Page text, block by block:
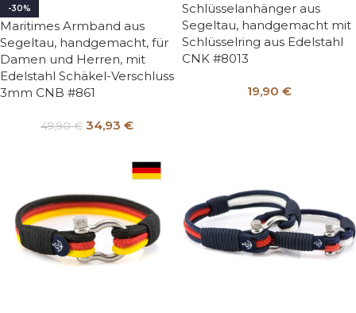
-30%
Maritimes Armband aus
Segeltau, handgemacht, für
Damen und Herren, mit
Edelstahl Schäkel-Verschluss
3mm CNB #861
49,90€ 34,93 €
Schlüsselanhänger aus
Segeltau, handgemacht mit
Schlüsselring aus Edelstahl
CNK #8013
19,90 €